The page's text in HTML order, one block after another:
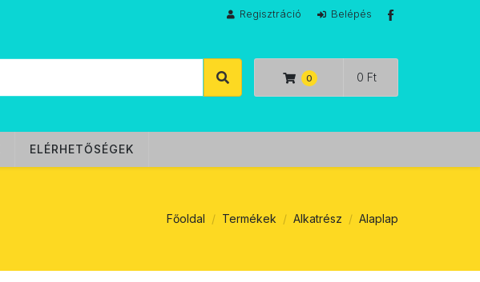
Regisztráció Belépés
0 Ft
ELÉRHETŐSÉGEK
Főoldal Termékek Alkatrész Alaplap